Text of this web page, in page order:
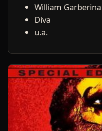
William Garberina
Diva
u.a.